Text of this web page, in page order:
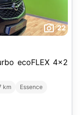
22
ecoFLEX 4x2
km
Essence